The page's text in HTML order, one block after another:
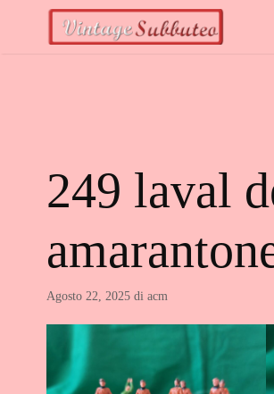
249 laval
Agosto 22, 2025 di acm